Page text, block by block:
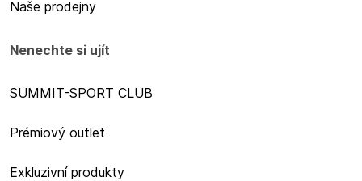
Naše prodejny
Nenechte si ujít
SUMMIT-SPORT CLUB
Prémiový outlet
Exkluzivní produkty